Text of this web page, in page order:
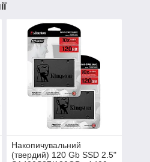
Накопичувальний
(твердий) 120 Gb SSD 2.5"